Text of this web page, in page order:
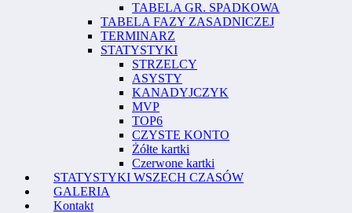
TABELA GR. SPADKOWA
TABELA FAZY ZASADNICZEJ
TERMINARZ
STATYSTYKI
STRZELCY
ASYSTY
KANADYJCZYK
MVP
TOP6
CZYSTE KONTO
Żółte kartki
Czerwone kartki
STATYSTYKI WSZECH CZASÓW
GALERIA
Kontakt